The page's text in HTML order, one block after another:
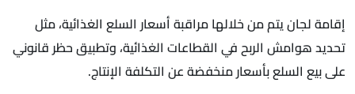
إقامة لجان يتم من خلالها مراقبة أسعار السلع الغذائية، مثل
تحديد هوامش الربح في القطاعات الغذائية، وتطبيق حظر قانوني
على بيع السلع بأسعار منخفضة عن التكلفة الإنتاج.